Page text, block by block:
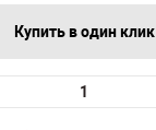
Купить в один клик